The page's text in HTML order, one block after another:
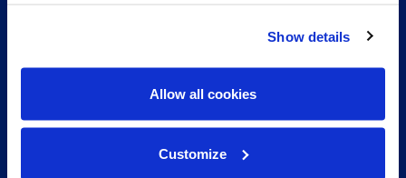
Show details
Allow all cookies
Customize
¿Está listo para tomar el control del ciclo de
manejar el suyo.